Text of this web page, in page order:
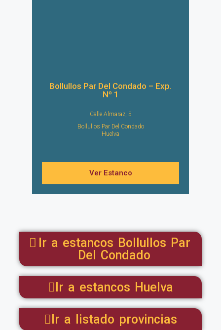
Bollullos Par Del Condado – Exp.
Nº 1
Calle Almaraz, 5
Bollullos Par Del Condado
Huelva
Ver Estanco
Ir a estancos Bollullos Par
Del Condado
Ir a estancos Huelva
Ir a listado provincias